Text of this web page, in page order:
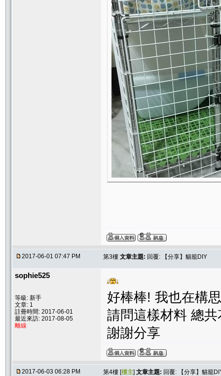
2017-06-01 07:47 PM 第3樓 文章主題: 回覆: 【分享】貓籠DIY
sophie525
等級: 新手
文章: 1
註冊時間: 2017-06-01
最近來訪: 2017-08-05
離線
好棒棒! 我也在構
請問這樣材料 總
謝謝分享
2017-06-03 06:28 PM 第4樓 [樓主] 文章主題: 回覆: 【分享】貓籠